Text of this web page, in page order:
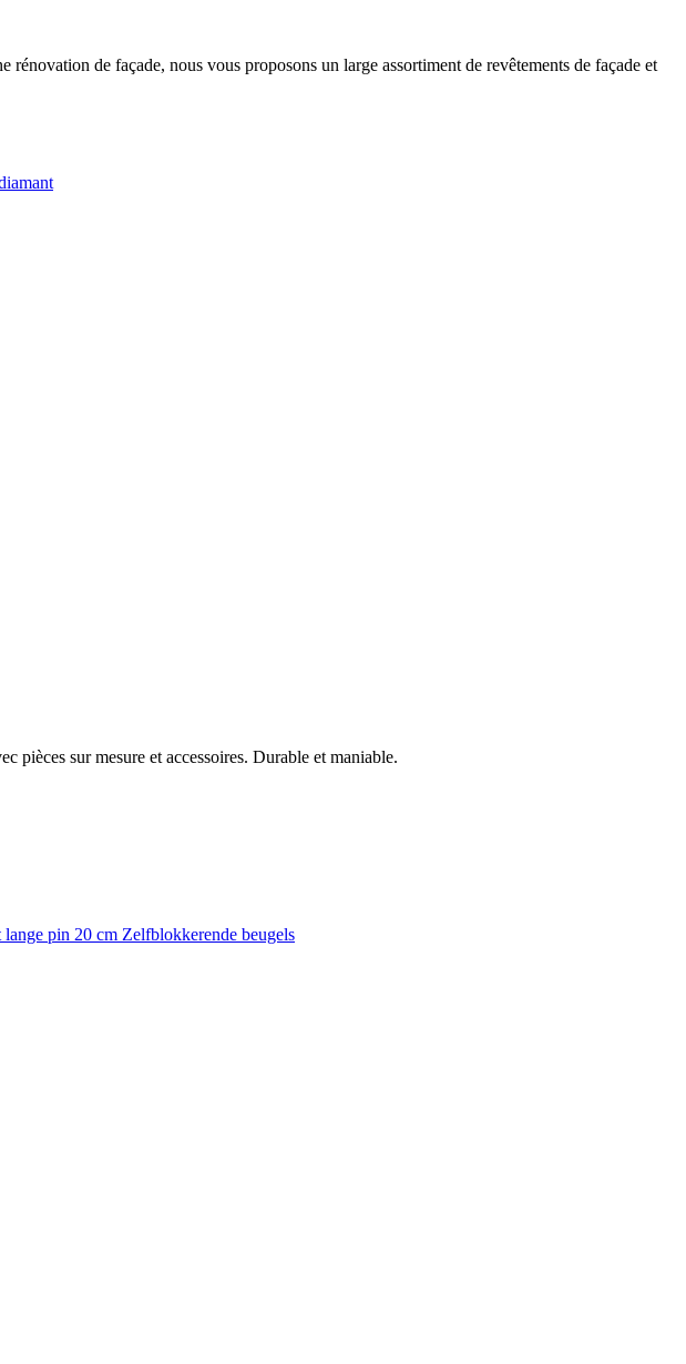
de façade, nous vous proposons un large assortiment de revêtements de façade et
sur mesure et accessoires. Durable et maniable.
lange pin 20 cm Zelfblokkerende beugels